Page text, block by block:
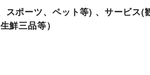
ポーツ、ペット等) 、サービス(
鮮三品等）